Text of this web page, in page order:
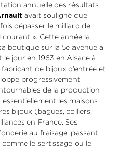
annuelle des résultats
avait souligné que
dépasser le milliard de
». Cette année la
boutique sur la 5e avenue à
jour en 1963 en Alsace à
de bijoux d’entrée et
progressivement
de la production
les maisons
bijoux (bagues, colliers,
en France. Ses
au fraisage, passant
le sertissage ou le